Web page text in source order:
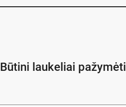
Būtini laukeliai pažymėti